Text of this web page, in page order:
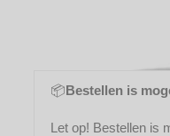
📦Bestellen is
Let op! Bestellen is